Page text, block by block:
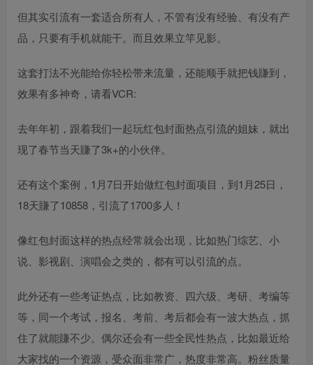
但其实引流有一套适合所有人，不管有没有经验、有没有产
品，只要有手机就能干。而且效果立竿见影。
这套打法不光能给你轻松带来流量，还能顺手就把钱賺到，
效果有多神奇，请看VCR:
去年年初，跟着我们一起玩红包封面热点引流的姐妹，就出
现了春节当天賺了3k+的小伙伴。
还有这个案例，1月7日开始做红包封面项目，到1月25日，
18天賺了10858，引流了1700多人！
像红包封面这样的热点经常就会出现，比如热门综艺、小
说、影视剧、演唱会之类的，都有可以引流的点。
此外还有一些考证热点，比如教资、四六级、考研、考编等
等，同一个考试，报名、考前、考后都会有一波大热点，抓
住了就能賺不少。偶尔还会有一些全民性热点，比如最近给
大家找的一个资源，受众面非常广，热度非常高。粉丝质量